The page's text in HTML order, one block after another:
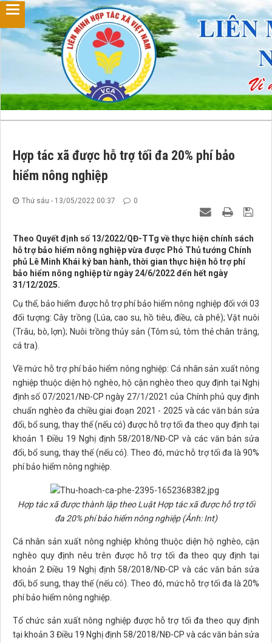
Hợp tác xã được hỗ trợ tối đa 20% phí bảo
hiểm nông nghiệp
Thứ sáu - 13/05/2022 00:37 0
Theo Quyết định số 13/2022/QĐ-TTg về thực hiện chính sách
hỗ trợ bảo hiểm nông nghiệp vừa được Phó Thủ tướng Chính
phủ Lê Minh Khái ký ban hành, thời gian thực hiện hỗ trợ phí
bảo hiểm nông nghiệp từ ngày 24/6/2022 đến hết ngày
31/12/2025.
Cụ thể, bảo hiểm được hỗ trợ phí bảo hiểm nông nghiệp đối với 03
đối tượng: Cây trồng (Lúa, cao su, hồ tiêu, điều, cà phê); Vật nuôi
(Trâu, bò, lợn); Nuôi trồng thủy sản (Tôm sú, tôm thẻ chân trắng,
cá tra).
Về mức hỗ trợ phí bảo hiểm nông nghiệp: Cá nhân sản xuất nông
nghiệp thuộc diện hộ nghèo, hộ cận nghèo theo quy định tại Nghị
định số 07/2021/NĐ-CP ngày 27/1/2021 của Chính phủ quy định
chuẩn nghèo đa chiều giai đoạn 2021 - 2025 và các văn bản sửa
đổi, bổ sung, thay thế (nếu có) được hỗ trợ tối đa theo quy định tại
khoản 1 Điều 19 Nghị định 58/2018/NĐ-CP và các văn bản sửa
đổi, bổ sung, thay thế (nếu có). Theo đó, mức hỗ trợ tối đa là 90%
phí bảo hiểm nông nghiệp.
Hợp tác xã được thành lập theo Luật Hợp tác xã được hỗ trợ tối
đa 20% phí bảo hiểm nông nghiệp (Ảnh: Int)
Cá nhân sản xuất nông nghiệp không thuộc diện hộ nghèo, cận
nghèo quy định nêu trên được hỗ trợ tối đa theo quy định tại
khoản 2 Điều 19 Nghị định 58/2018/NĐ-CP và các văn bản sửa
đổi, bổ sung, thay thế (nếu có). Theo đó, mức hỗ trợ tối đa là 20%
phí bảo hiểm nông nghiệp.
Tổ chức sản xuất nông nghiệp được hỗ trợ tối đa theo quy định
tại khoản 3 Điều 19 Nghị định 58/2018/NĐ-CP và các văn bản sửa